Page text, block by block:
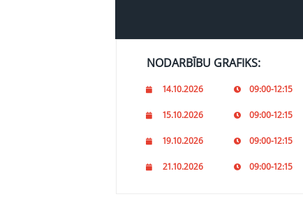
NODARBĪBU GRAFIKS:
14.10.2026 09:00-12:15
15.10.2026 09:00-12:15
19.10.2026 09:00-12:15
21.10.2026 09:00-12:15